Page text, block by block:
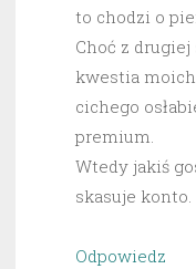
to chodzi o
Choć z
kwestia
cichego
premium.
Wtedy jakiś
skasuje konto.
Odpowiedz